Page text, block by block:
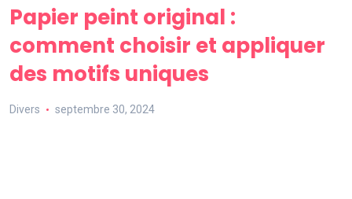
Papier peint original :
comment choisir et appliquer
des motifs uniques
Divers septembre 30, 2024